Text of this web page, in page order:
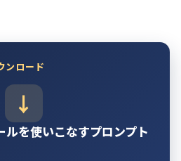
ンロード
を使いこなすプロンプト